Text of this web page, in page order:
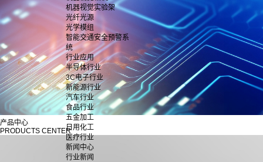
机器视觉实验架
光纤光源
光学模组
智能交通安全预警系
统
行业应用
半导体行业
3C电子行业
新能源行业
汽车行业
食品行业
五金加工
日用化工
医疗行业
新闻中心
行业新闻
产品中心
PRODUCTS CENTER